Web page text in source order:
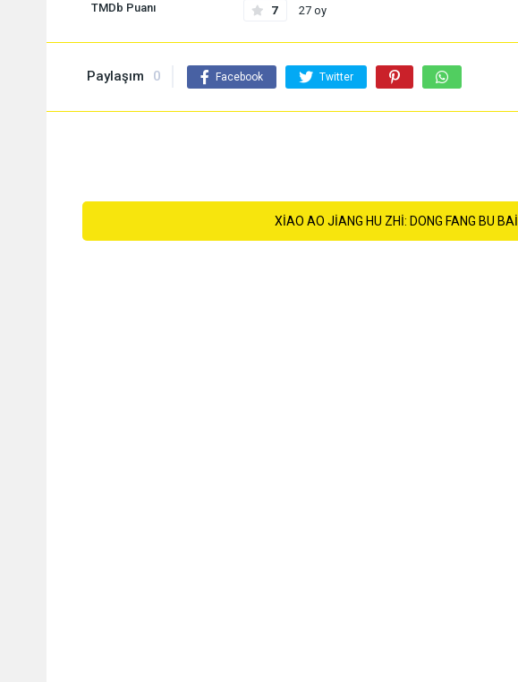
TMDb Puanı 7 27 oy
Paylaşım 0 Facebook Twitter
XIAO AO JIANG HU ZHI: DONG FANG BU BAI